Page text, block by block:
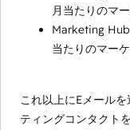
月当たりのマ
Marketing Hub
当たりのマー
これ以上にEメール
ティングコンタクト